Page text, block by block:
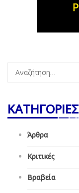
Αναζήτηση
ΚΑΤΗΓΟΡΙΕΣ
Άρθρα
Κριτικές
Βραβεία